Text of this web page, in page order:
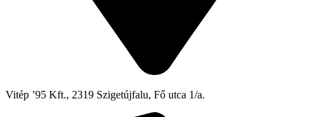
Vitép ’95 Kft., 2319 Szigetújfalu, Fő utca 1/a.